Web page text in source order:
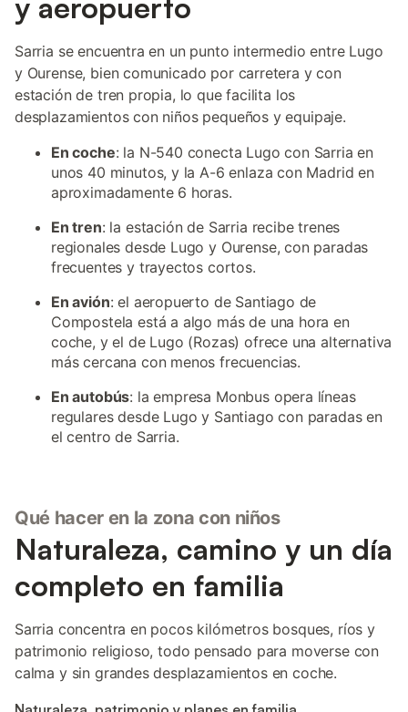
y aeropuerto
Sarria se encuentra en un punto intermedio entre Lugo
y Ourense, bien comunicado por carretera y con
estación de tren propia, lo que facilita los
desplazamientos con niños pequeños y equipaje.
En coche: la N-540 conecta Lugo con Sarria en
unos 40 minutos, y la A-6 enlaza con Madrid en
aproximadamente 6 horas.
En tren: la estación de Sarria recibe trenes
regionales desde Lugo y Ourense, con paradas
frecuentes y trayectos cortos.
En avión: el aeropuerto de Santiago de
Compostela está a algo más de una hora en
coche, y el de Lugo (Rozas) ofrece una alternativa
más cercana con menos frecuencias.
En autobús: la empresa Monbus opera líneas
regulares desde Lugo y Santiago con paradas en
el centro de Sarria.
Qué hacer en la zona con niños
Naturaleza, camino y un día
completo en familia
Sarria concentra en pocos kilómetros bosques, ríos y
patrimonio religioso, todo pensado para moverse con
calma y sin grandes desplazamientos en coche.